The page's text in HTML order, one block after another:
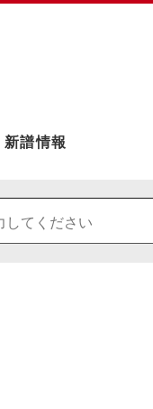
新譜情報